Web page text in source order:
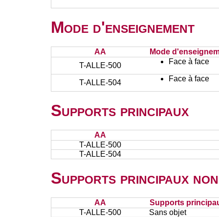
Mode d'enseignement
AA
Mode
T-ALLE-500
Face à face
T-ALLE-504 Face à face
Supports principaux
AA
T-ALLE-500
T-ALLE-504
Supports principaux
AA
Supports
T-ALLE-500
Sans objet